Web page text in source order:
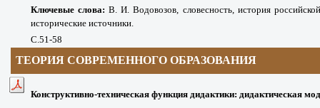
Ключевые слова:В. И. Водовозов, словесность, история
исторические источники.
С.51-58
ТЕОРИЯ СОВРЕМЕННОГО ОБРАЗОВАНИЯ
Конструктивно-техническая функция дидактики: дидактическая